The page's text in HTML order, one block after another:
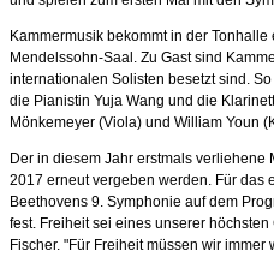
Kammermusik bekommt in der
Mendelssohn-Saal. Zu Gast sind
internationalen Solisten besetzt sind.
die Pianistin Yuja Wang und die
Mönkemeyer (Viola) und William Youn
Der in diesem Jahr erstmals verliehene
2017 erneut vergeben werden. Für das
Beethovens 9. Symphonie auf dem
fest. Freiheit sei eines unserer
Fischer. "Für Freiheit müssen wir